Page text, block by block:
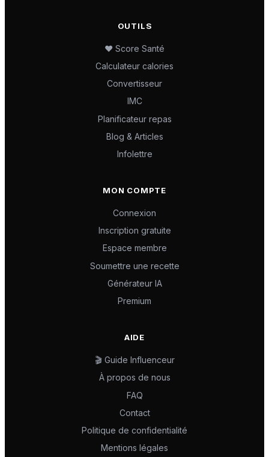
OUTILS
❤️ Score Santé
Calculateur calories
Convertisseur
IMC
Planificateur repas
Blog & Articles
Infolettre
MON COMPTE
Connexion
Inscription gratuite
Espace membre
Soumettre une recette
Générateur IA
Premium
AIDE
🎬 Guide Influenceur
À propos de nous
FAQ
Contact
Politique de confidentialité
Mentions légales